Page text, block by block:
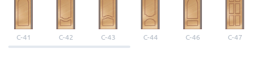
С-41 С-42 С-43 С-44 С-46 С-47